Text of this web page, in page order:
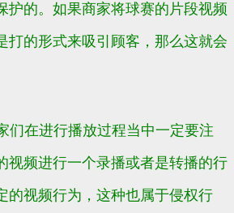
护的。如果商家将球赛的片段视频
打的形式来吸引顾客，那么这就会
们在进行播放过程当中一定要注
视频进行一个录播或者是转播的行
的视频行为，这种也属于侵权行